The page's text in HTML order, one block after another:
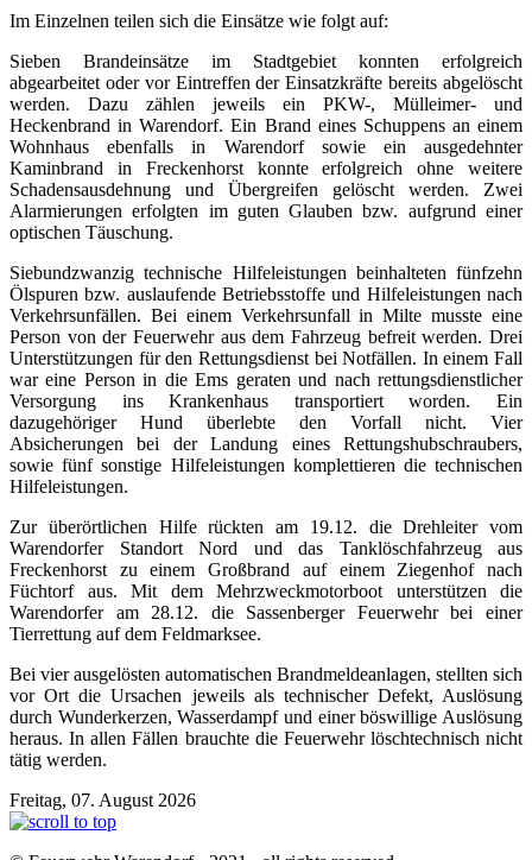
Im Einzelnen teilen sich die Einsätze wie folgt auf:
Sieben Brandeinsätze im Stadtgebiet konnten erfolgreich
abgearbeitet oder vor Eintreffen der Einsatzkräfte bereits abgelöscht
werden. Dazu zählen jeweils ein PKW-, Mülleimer- und
Heckenbrand in Warendorf. Ein Brand eines Schuppens an einem
Wohnhaus ebenfalls in Warendorf sowie ein ausgedehnter
Kaminbrand in Freckenhorst konnte erfolgreich ohne weitere
Schadensausdehnung und Übergreifen gelöscht werden. Zwei
Alarmierungen erfolgten im guten Glauben bzw. aufgrund einer
optischen Täuschung.
Siebundzwanzig technische Hilfeleistungen beinhalteten fünfzehn
Ölspuren bzw. auslaufende Betriebsstoffe und Hilfeleistungen nach
Verkehrsunfällen. Bei einem Verkehrsunfall in Milte musste eine
Person von der Feuerwehr aus dem Fahrzeug befreit werden. Drei
Unterstützungen für den Rettungsdienst bei Notfällen. In einem Fall
war eine Person in die Ems geraten und nach rettungsdienstlicher
Versorgung ins Krankenhaus transportiert worden. Ein
dazugehöriger Hund überlebte den Vorfall nicht. Vier
Absicherungen bei der Landung eines Rettungshubschraubers,
sowie fünf sonstige Hilfeleistungen komplettieren die technischen
Hilfeleistungen.
Zur überörtlichen Hilfe rückten am 19.12. die Drehleiter vom
Warendorfer Standort Nord und das Tanklöschfahrzeug aus
Freckenhorst zu einem Großbrand auf einem Ziegenhof nach
Füchtorf aus. Mit dem Mehrzweckmotorboot unterstützen die
Warendorfer am 28.12. die Sassenberger Feuerwehr bei einer
Tierrettung auf dem Feldmarksee.
Bei vier ausgelösten automatischen Brandmeldeanlagen, stellten sich
vor Ort die Ursachen jeweils als technischer Defekt, Auslösung
durch Wunderkerzen, Wasserdampf und einer böswillige Auslösung
heraus. In allen Fällen brauchte die Feuerwehr löschtechnisch nicht
tätig werden.
Freitag, 07. August 2026